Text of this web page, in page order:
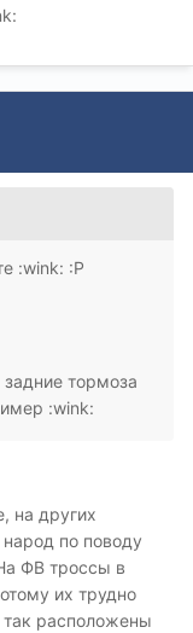
:wink: :P
тормоза
:wink:
на других
по поводу
ФВ троссы в
их трудно
так расположены